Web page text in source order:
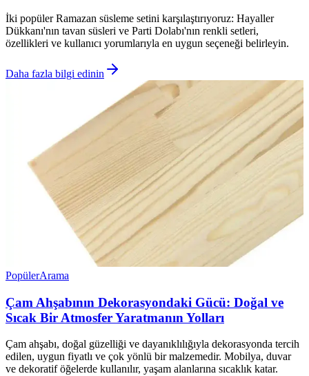
İki popüler Ramazan süsleme setini karşılaştırıyoruz: Hayaller
Dükkanı'nın tavan süsleri ve Parti Dolabı'nın renkli setleri,
özellikleri ve kullanıcı yorumlarıyla en uygun seçeneği belirleyin.
Daha fazla bilgi edinin
PopülerArama
Çam Ahşabının Dekorasyondaki Gücü: Doğal ve
Sıcak Bir Atmosfer Yaratmanın Yolları
Çam ahşabı, doğal güzelliği ve dayanıklılığıyla dekorasyonda tercih
edilen, uygun fiyatlı ve çok yönlü bir malzemedir. Mobilya, duvar
ve dekoratif öğelerde kullanılır, yaşam alanlarına sıcaklık katar.